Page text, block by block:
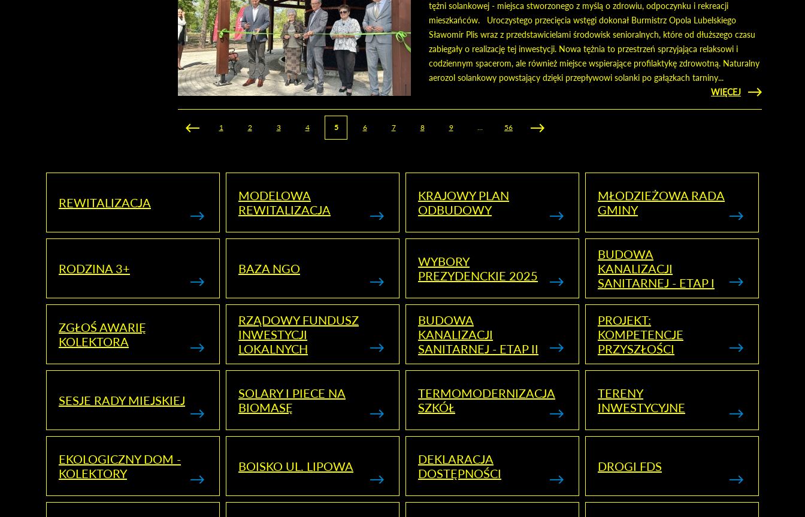
tężni solankowej - miejsca stworzonego z myślą o zdrowiu, odpoczynku i rekreacji
mieszkańców. Uroczystego przecięcia wstęgi dokonał Burmistrz Opola Lubelskiego
Sławomir Plis wraz z przedstawicielami środowisk senioralnych, które od dłuższego czasu
zabiegały o realizację tej inwestycji. Nowa tężnia to przestrzeń sprzyjająca relaksowi i
codziennym spacerom, ale również miejsce wspierające profilaktykę zdrowotną. Naturalny
aerozol solankowy powstający dzięki przepływowi solanki po gałązkach tarniny...
CZYTAJ
WIĘCEJ
O TĘŻNIA
MIEJSKIM
Strony 1 2 3 4 5 6 7 8 9 … 56
REWITALIZACJA
MODELOWA
REWITALIZACJA
KRAJOWY PLAN
ODBUDOWY
MŁODZIEŻOWA RADA
GMINY
RODZINA 3+ BAZA NGO
WYBORY
PREZYDENCKIE 2025
BUDOWA
KANALIZACJI
SANITARNEJ - ETAP I
ZGŁOŚ AWARIĘ
KOLEKTORA
RZĄDOWY FUNDUSZ
INWESTYCJI
LOKALNYCH
BUDOWA
KANALIZACJI
SANITARNEJ - ETAP II
PROJEKT:
KOMPETENCJE
PRZYSZŁOŚCI
SESJE RADY MIEJSKIEJ
SOLARY I PIECE NA
BIOMASĘ
TERMOMODERNIZACJA
SZKÓŁ
TERENY
INWESTYCYJNE
EKOLOGICZNY DOM -
KOLEKTORY
BOISKO UL. LIPOWA
DEKLARACJA
DOSTĘPNOŚCI
DROGI FDS